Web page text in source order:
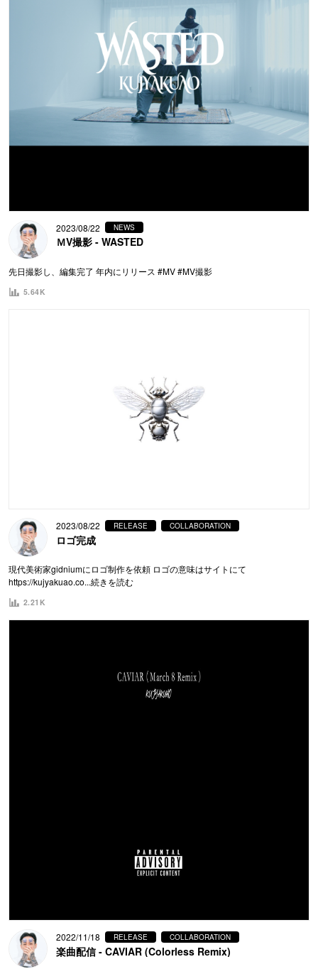
2023/08/22 NEWS
ＭV撮影 - WASTED
先日撮影し、編集完了 年内にリリース #MV #MV撮影
5.64K
2023/08/22 RELEASE COLLABORATION
ロゴ完成
現代美術家gidniumにロゴ制作を依頼 ロゴの意味はサイトにて
https://kujyakuao.co...続きを読む
2.21K
2022/11/18 RELEASE COLLABORATION
楽曲配信 - CAVIAR (Colorless Remix)